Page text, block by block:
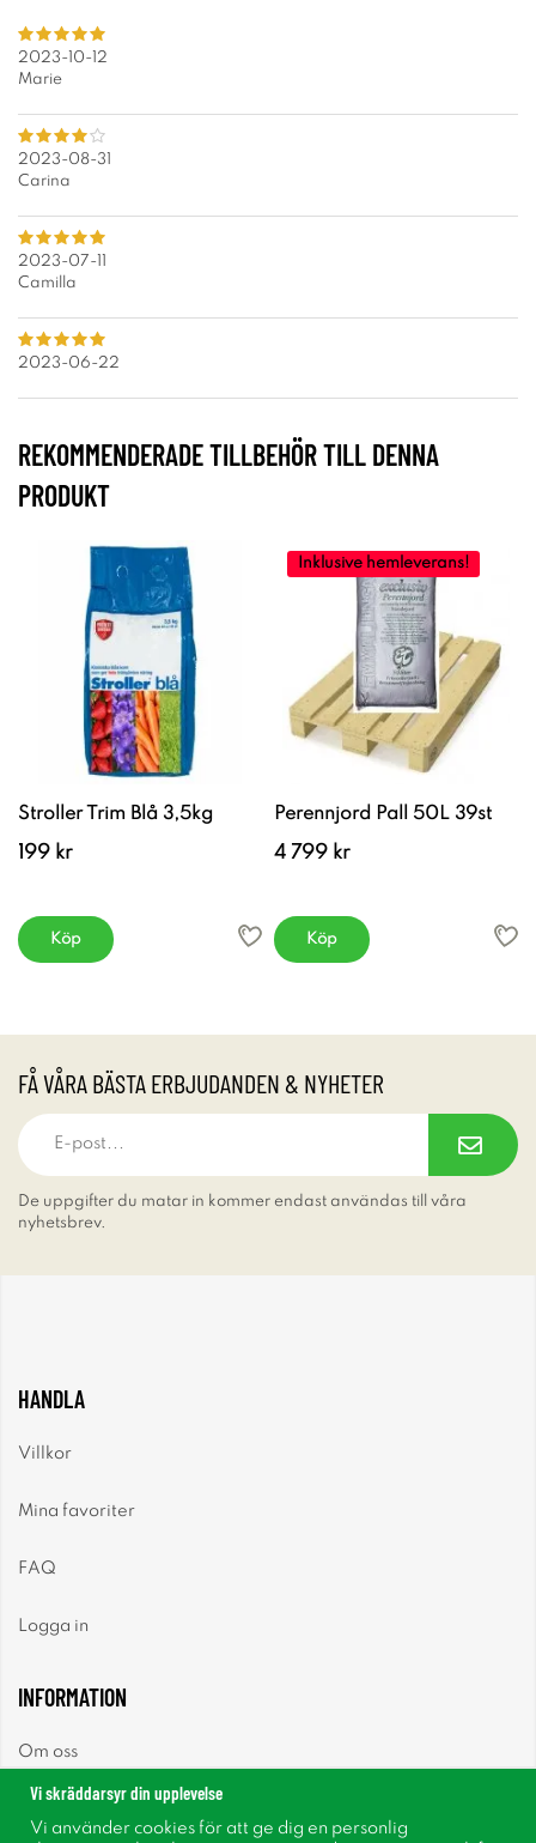
2023-10-12
Marie
2023-08-31
Carina
2023-07-11
Camilla
2023-06-22
REKOMMENDERADE TILLBEHÖR TILL DENNA
PRODUKT
Stroller Trim Blå 3,5kg
199 kr
Köp
Inklusive hemleverans!
Perennjord Pall 50L 39st
4 799 kr
Köp
FÅ VÅRA BÄSTA ERBJUDANDEN & NYHETER
De uppgifter du matar in kommer endast användas till våra
nyhetsbrev.
HANDLA
Villkor
Mina favoriter
FAQ
Logga in
INFORMATION
Om oss
Vi skräddarsyr din upplevelse
Vi använder cookies för att ge dig en personlig